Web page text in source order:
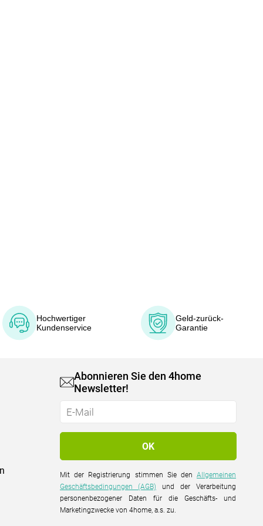
Hochwertiger
Kundenservice
Geld-zurück-
Garantie
Abonnieren Sie den 4home
Newsletter!
Mit der Registrierung stimmen Sie denAllgemeinen
Geschäftsbedingungen (AGB) und der Verarbeitung
personenbezogener Daten für die Geschäfts- und
Marketingzwecke von 4home, a.s. zu.